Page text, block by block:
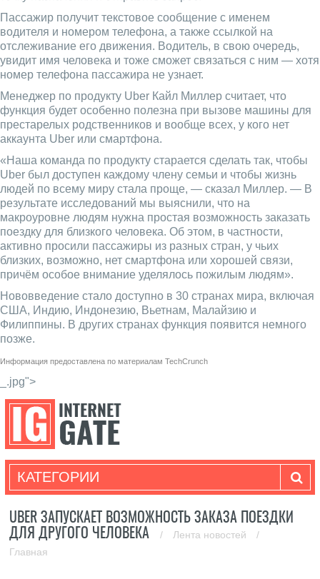
Пассажир получит текстовое сообщение с именем
водителя и номером телефона, а также ссылкой на
отслеживание его движения. Водитель, в свою очередь,
увидит имя человека и тоже сможет связаться с ним — хотя
номер телефона пассажира не узнает.
Менеджер по продукту Uber Кайл Миллер считает, что
функция будет особенно полезна при вызове машины для
престарелых родственников и вообще всех, у кого нет
аккаунта Uber или смартфона.
«Наша команда по продукту старается сделать так, чтобы
Uber был доступен каждому члену семьи и чтобы жизнь
людей по всему миру стала проще, — сказал Миллер. — В
результате исследований мы выяснили, что на
макроуровне людям нужна простая возможность заказать
поездку для близкого человека. Об этом, в частности,
активно просили пассажиры из разных стран, у чьих
близких, возможно, нет смартфона или хорошей связи,
причём особое внимание уделялось пожилым людям».
Нововведение стало доступно в 30 странах мира, включая
США, Индию, Индонезию, Вьетнам, Малайзию и
Филиппины. В других странах функция появится немного
позже.
Информация предоставлена по материалам TechCrunch
_.jpg">
КАТЕГОРИИ
UBER ЗАПУСКАЕТ ВОЗМОЖНОСТЬ ЗАКАЗА ПОЕЗДКИ
ДЛЯ ДРУГОГО ЧЕЛОВЕКА
/ Лента новостей
/
Главная